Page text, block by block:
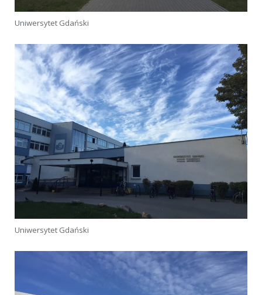
Uniwersytet Gdański
Uniwersytet Gdański